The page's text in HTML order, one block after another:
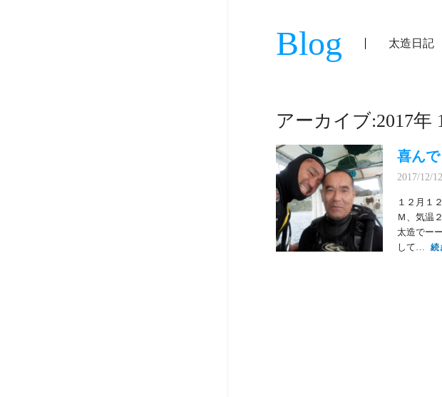
Blog 太造日記
アーカイブ:2017年
喜んで
2017/12/12
１２月１
Ｍ、気温
太造でー
して…
続